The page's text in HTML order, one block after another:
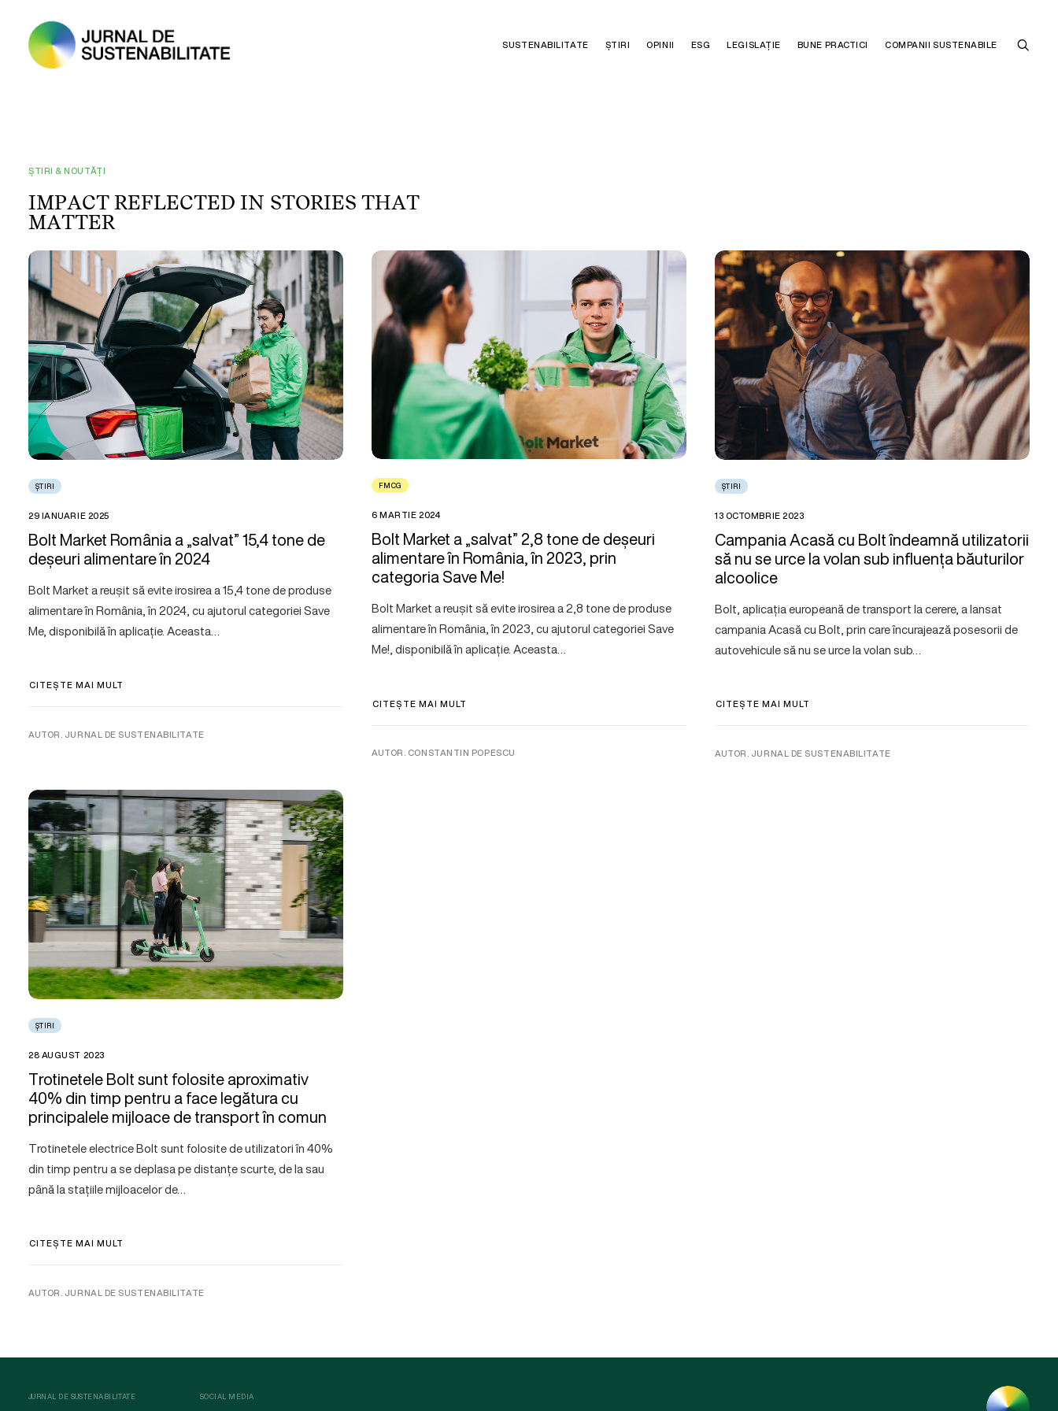
SUSTENABILITATE ȘTIRI OPINII ESG LEGISLAȚIE BUNE PRACTICI COMPANII SUSTENABILE
ȘTIRI & NOUTĂȚI
IMPACT REFLECTED IN STORIES THAT
MATTER
ȘTIRI
29 IANUARIE 2025
Bolt Market România a „salvat” 15,4 tone de
deșeuri alimentare în 2024
Bolt Market a reușit să evite irosirea a 15,4 tone de produse
alimentare în România, în 2024, cu ajutorul categoriei Save
Me, disponibilă în aplicație. Aceasta…
CITEȘTE MAI MULT
AUTOR. JURNAL DE SUSTENABILITATE
FMCG
6 MARTIE 2024
Bolt Market a „salvat” 2,8 tone de deșeuri
alimentare în România, în 2023, prin
categoria Save Me!
Bolt Market a reușit să evite irosirea a 2,8 tone de produse
alimentare în România, în 2023, cu ajutorul categoriei Save
Me!, disponibilă în aplicație. Aceasta…
CITEȘTE MAI MULT
AUTOR. CONSTANTIN POPESCU
ȘTIRI
13 OCTOMBRIE 2023
Campania Acasă cu Bolt îndeamnă utilizatorii
să nu se urce la volan sub influența băuturilor
alcoolice
Bolt, aplicația europeană de transport la cerere, a lansat
campania Acasă cu Bolt, prin care încurajează posesorii de
autovehicule să nu se urce la volan sub…
CITEȘTE MAI MULT
AUTOR. JURNAL DE SUSTENABILITATE
ȘTIRI
28 AUGUST 2023
Trotinetele Bolt sunt folosite aproximativ
40% din timp pentru a face legătura cu
principalele mijloace de transport în comun
Trotinetele electrice Bolt sunt folosite de utilizatori în 40%
din timp pentru a se deplasa pe distanțe scurte, de la sau
până la stațiile mijloacelor de…
CITEȘTE MAI MULT
AUTOR. JURNAL DE SUSTENABILITATE
JURNAL DE SUSTENABILITATE SOCIAL MEDIA